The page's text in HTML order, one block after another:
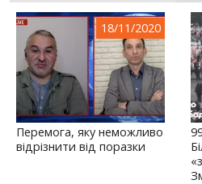
18/11/2020
Перемога, яку неможливо
відрізнити від поразки